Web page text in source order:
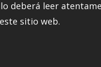
deberá leer
sitio web.